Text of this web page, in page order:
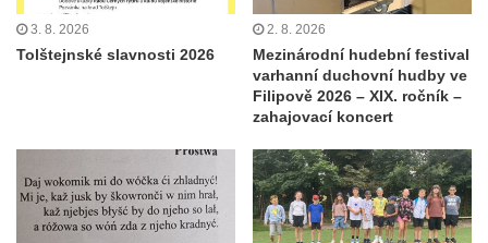
3. 8. 2026
Tolštejnské slavnosti 2026
2. 8. 2026
Mezinárodní hudební festival
varhanní duchovní hudby ve
Filipově 2026 – XIX. ročník –
zahajovací koncert